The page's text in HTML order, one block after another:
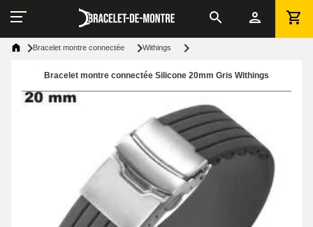
Bracelet montre connectée Withings
Bracelet montre connectée Silicone 20mm Gris Withings